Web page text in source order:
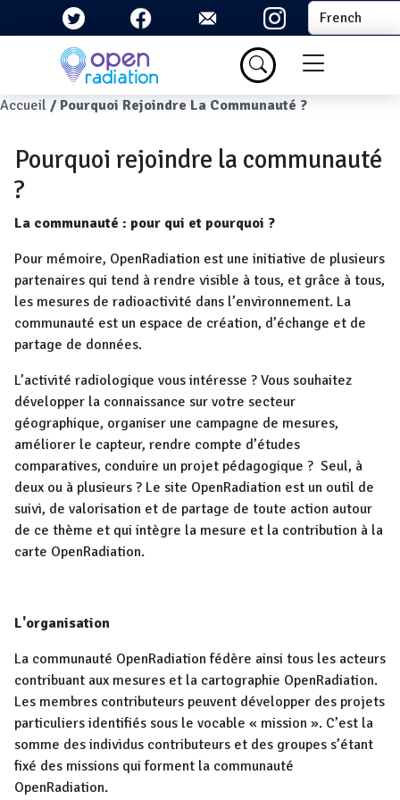
Aller au contenu principal Select your
Menu du
Fil d'Ariane
Accueil Pourquoi Rejoindre La Communauté ?
Pourquoi rejoindre la communauté
?
La communauté : pour qui et pourquoi ?
Pour mémoire, OpenRadiation est une initiative de plusieurs
partenaires qui tend à rendre visible à tous, et grâce à tous,
les mesures de radioactivité dans l’environnement. La
communauté est un espace de création, d’échange et de
partage de données.
L’activité radiologique vous intéresse ? Vous souhaitez
développer la connaissance sur votre secteur
géographique, organiser une campagne de mesures,
améliorer le capteur, rendre compte d’études
comparatives, conduire un projet pédagogique ? Seul, à
deux ou à plusieurs ? Le site OpenRadiation est un outil de
suivi, de valorisation et de partage de toute action autour
de ce thème et qui intègre la mesure et la contribution à la
carte OpenRadiation.
L'organisation
La communauté OpenRadiation fédère ainsi tous les acteurs
contribuant aux mesures et la cartographie OpenRadiation.
Les membres contributeurs peuvent développer des projets
particuliers identifiés sous le vocable « mission ». C’est la
somme des individus contributeurs et des groupes s’étant
fixé des missions qui forment la communauté
OpenRadiation.